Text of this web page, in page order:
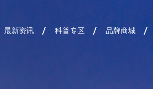
最新资讯 科普专区 品牌商城